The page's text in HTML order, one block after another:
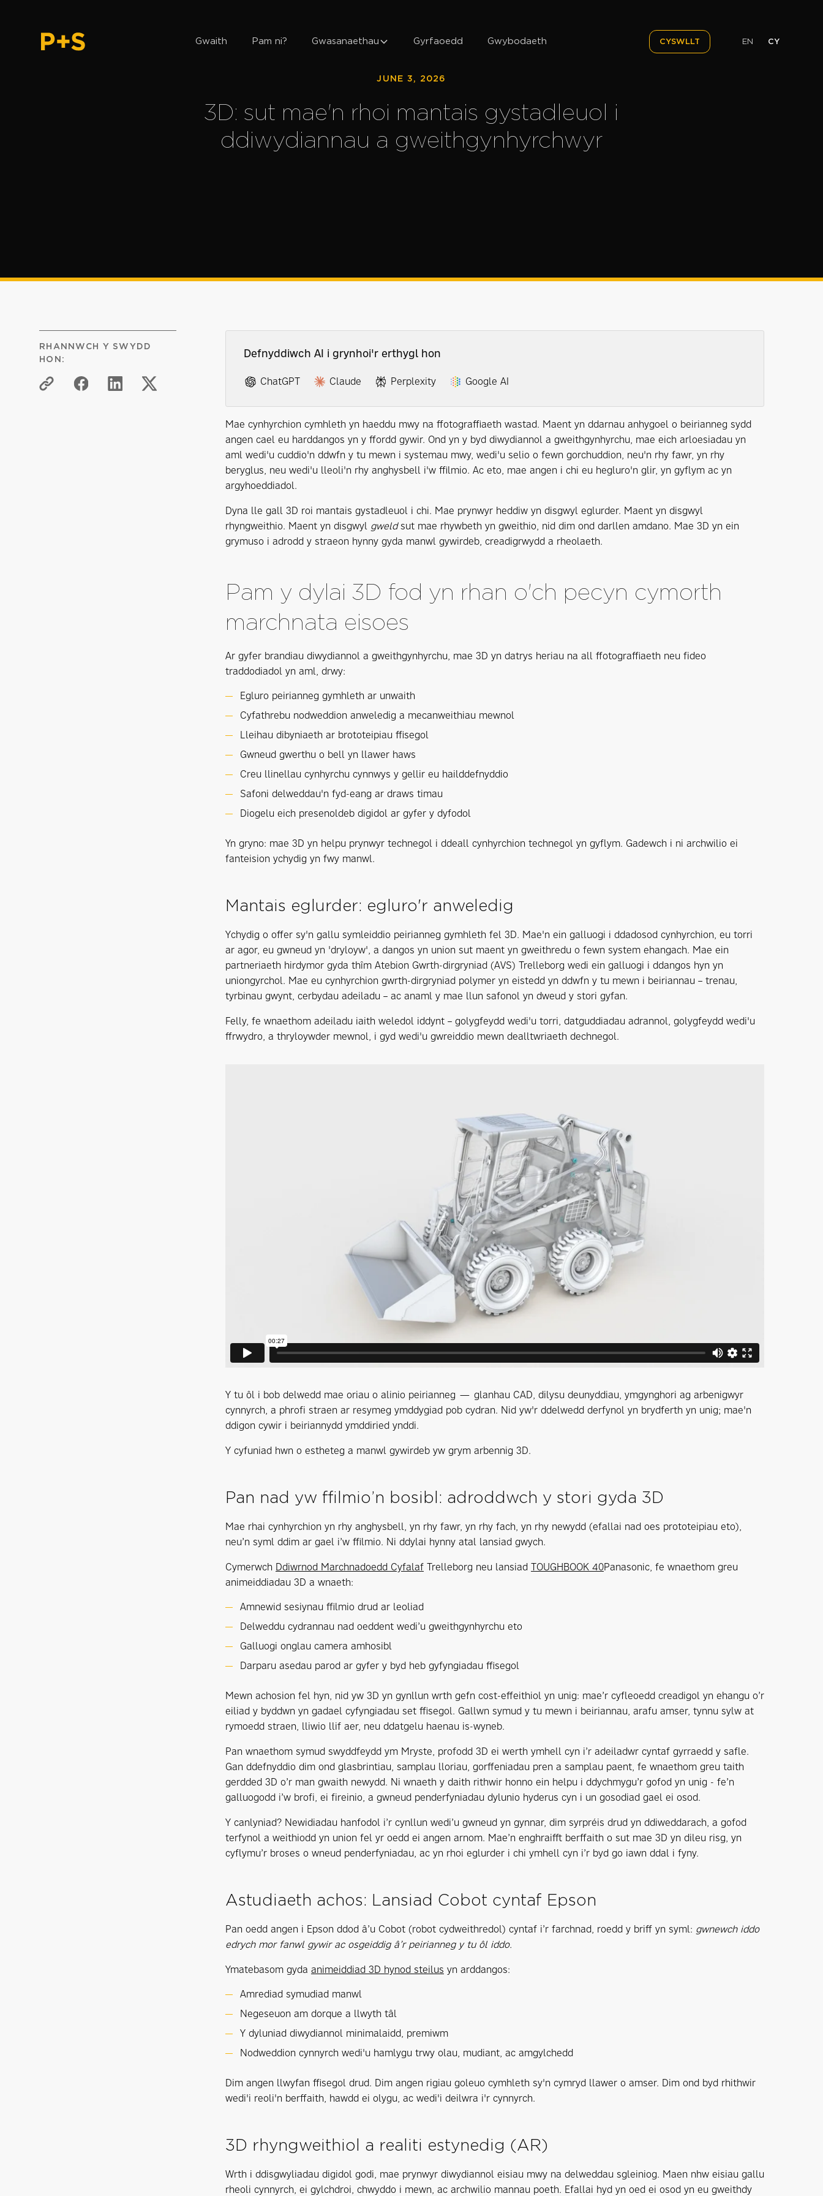
Gwaith Pam ni? Gwasanaethau Gyrfaoedd Gwybodaeth CYSWLLT EN CY
JUNE 3, 2026
3D: sut mae'n rhoi mantais gystadleuol i
ddiwydiannau a gweithgynhyrchwyr
RHANNWCH Y SWYDD
HON:
Defnyddiwch AI i grynhoi'r erthygl hon
ChatGPT Claude Perplexity Google AI
Mae cynhyrchion cymhleth yn haeddu mwy na ffotograffiaeth wastad. Maent yn ddarnau anhygoel o beirianneg sydd
angen cael eu harddangos yn y ffordd gywir. Ond yn y byd diwydiannol a gweithgynhyrchu, mae eich arloesiadau yn
aml wedi'u cuddio'n ddwfn y tu mewn i systemau mwy, wedi'u selio o fewn gorchuddion, neu'n rhy fawr, yn rhy
beryglus, neu wedi'u lleoli'n rhy anghysbell i'w ffilmio. Ac eto, mae angen i chi eu hegluro'n glir, yn gyflym ac yn
argyhoeddiadol.
Dyna lle gall 3D roi mantais gystadleuol i chi. Mae prynwyr heddiw yn disgwyl eglurder. Maent yn disgwyl
rhyngweithio. Maent yn disgwyl gweldsut mae rhywbeth yn gweithio, nid dim ond darllen amdano. Mae 3D yn ein
grymuso i adrodd y straeon hynny gyda manwl gywirdeb, creadigrwydd a rheolaeth.
Pam y dylai 3D fod yn rhan o'ch pecyn cymorth
marchnata eisoes
Ar gyfer brandiau diwydiannol a gweithgynhyrchu, mae 3D yn datrys heriau na all ffotograffiaeth neu fideo
traddodiadol yn aml, drwy:
Egluro peirianneg gymhleth ar unwaith
Cyfathrebu nodweddion anweledig a mecanweithiau mewnol
Lleihau dibyniaeth ar brototeipiau ffisegol
Gwneud gwerthu o bell yn llawer haws
Creu llinellau cynhyrchu cynnwys y gellir eu hailddefnyddio
Safoni delweddau'n fyd-eang ar draws timau
Diogelu eich presenoldeb digidol ar gyfer y dyfodol
Yn gryno: mae 3D yn helpu prynwyr technegol i ddeall cynhyrchion technegol yn gyflym. Gadewch i ni archwilio ei
fanteision ychydig yn fwy manwl.
Mantais eglurder: egluro'r anweledig
Ychydig o offer sy'n gallu symleiddio peirianneg gymhleth fel 3D. Mae'n ein galluogi i ddadosod cynhyrchion, eu torri
ar agor, eu gwneud yn 'dryloyw', a dangos yn union sut maent yn gweithredu o fewn system ehangach. Mae ein
partneriaeth hirdymor gyda thîm Atebion Gwrth-dirgryniad (AVS) Trelleborg wedi ein galluogi i ddangos hyn yn
uniongyrchol. Mae eu cynhyrchion gwrth-dirgryniad polymer yn eistedd yn ddwfn y tu mewn i beiriannau – trenau,
tyrbinau gwynt, cerbydau adeiladu – ac anaml y mae llun safonol yn dweud y stori gyfan.
Felly, fe wnaethom adeiladu iaith weledol iddynt – golygfeydd wedi'u torri, datguddiadau adrannol, golygfeydd wedi'u
ffrwydro, a thryloywder mewnol, i gyd wedi'u gwreiddio mewn dealltwriaeth dechnegol.
Y tu ôl i bob delwedd mae oriau o alinio peirianneg — glanhau CAD, dilysu deunyddiau, ymgynghori ag arbenigwyr
cynnyrch, a phrofi straen ar resymeg ymddygiad pob cydran. Nid yw'r ddelwedd derfynol yn brydferth yn unig; mae'n
ddigon cywir i beiriannydd ymddiried ynddi.
Y cyfuniad hwn o estheteg a manwl gywirdeb yw grym arbennig 3D.
Pan nad yw ffilmio’n bosibl: adroddwch y stori gyda 3D
Mae rhai cynhyrchion yn rhy anghysbell, yn rhy fawr, yn rhy fach, yn rhy newydd (efallai nad oes prototeipiau eto),
neu’n syml ddim ar gael i’w ffilmio. Ni ddylai hynny atal lansiad gwych.
Cymerwch Ddiwrnod Marchnadoedd Cyfalaf Trelleborg neu lansiad TOUGHBOOK 40Panasonic, fe wnaethom greu
animeiddiadau 3D a wnaeth:
Amnewid sesiynau ffilmio drud ar leoliad
Delweddu cydrannau nad oeddent wedi’u gweithgynhyrchu eto
Galluogi onglau camera amhosibl
Darparu asedau parod ar gyfer y byd heb gyfyngiadau ffisegol
Mewn achosion fel hyn, nid yw 3D yn gynllun wrth gefn cost-effeithiol yn unig: mae’r cyfleoedd creadigol yn ehangu o’r
eiliad y byddwn yn gadael cyfyngiadau set ffisegol. Gallwn symud y tu mewn i beiriannau, arafu amser, tynnu sylw at
rymoedd straen, lliwio llif aer, neu ddatgelu haenau is-wyneb.
Pan wnaethom symud swyddfeydd ym Mryste, profodd 3D ei werth ymhell cyn i’r adeiladwr cyntaf gyrraedd y safle.
Gan ddefnyddio dim ond glasbrintiau, samplau lloriau, gorffeniadau pren a samplau paent, fe wnaethom greu taith
gerdded 3D o’r man gwaith newydd. Ni wnaeth y daith rithwir honno ein helpu i ddychmygu’r gofod yn unig - fe’n
galluogodd i’w brofi, ei fireinio, a gwneud penderfyniadau dylunio hyderus cyn i un gosodiad gael ei osod.
Y canlyniad? Newidiadau hanfodol i’r cynllun wedi’u gwneud yn gynnar, dim syrpréis drud yn ddiweddarach, a gofod
terfynol a weithiodd yn union fel yr oedd ei angen arnom. Mae’n enghraifft berffaith o sut mae 3D yn dileu risg, yn
cyflymu’r broses o wneud penderfyniadau, ac yn rhoi eglurder i chi ymhell cyn i’r byd go iawn ddal i fyny.
Astudiaeth achos: Lansiad Cobot cyntaf Epson
Pan oedd angen i Epson ddod â’u Cobot (robot cydweithredol) cyntaf i’r farchnad, roedd y briff yn syml: gwnewch iddo
edrych mor fanwl gywir ac osgeiddig â’r peirianneg y tu ôl iddo.
Ymatebasom gyda animeiddiad 3D hynod steilus yn arddangos:
Amrediad symudiad manwl
Negeseuon am dorque a llwyth tâl
Y dyluniad diwydiannol minimalaidd, premiwm
Nodweddion cynnyrch wedi'u hamlygu trwy olau, mudiant, ac amgylchedd
Dim angen llwyfan ffisegol drud. Dim angen rigiau goleuo cymhleth sy'n cymryd llawer o amser. Dim ond byd rhithwir
wedi'i reoli'n berffaith, hawdd ei olygu, ac wedi'i deilwra i'r cynnyrch.
3D rhyngweithiol a realiti estynedig (AR)
Wrth i ddisgwyliadau digidol godi, mae prynwyr diwydiannol eisiau mwy na delweddau sgleiniog. Maen nhw eisiau gallu
rheoli cynnyrch, ei gylchdroi, chwyddo i mewn, ac archwilio mannau poeth. Efallai hyd yn oed ei osod yn eu gweithdy